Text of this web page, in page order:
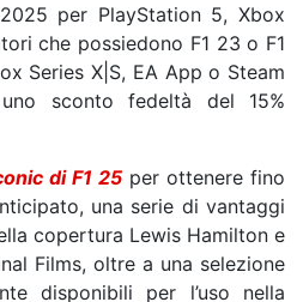
per PlayStation 5, Xbox
che possiedono F1 23 o F1
Series X|S, EA App o Steam
sconto fedeltà del 15%
di F1 25 per ottenere fino
una serie di vantaggi
copertura Lewis Hamilton e
Films, oltre a una selezione
disponibili per l’uso nella